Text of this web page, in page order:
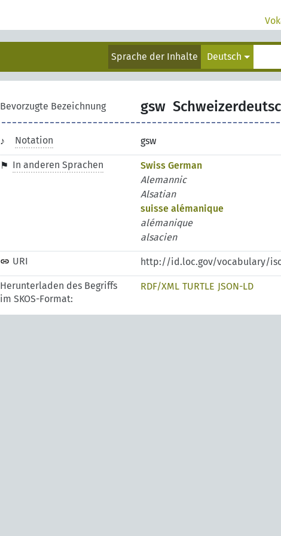
Sprache der Inhalte Deutsch
Bevorzugte Bezeichnung gsw
Notation gsw
In anderen Sprachen Swiss German
Alemannic
Alsatian
suisse alémanique
alémanique
alsacien
URI http://id.loc.gov/vocabulary/
Herunterladen des Begriffs
im SKOS-Format:
RDF/XML TURTLE JSON-LD